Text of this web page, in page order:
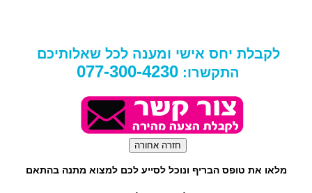
לקבלת יחס אישי ומענה לכל שאלותיכם
התקשרו: 077-300-4230
מלאו את טופס הבריף ונוכל לסייע לכם למצוא מתנה בהתאם